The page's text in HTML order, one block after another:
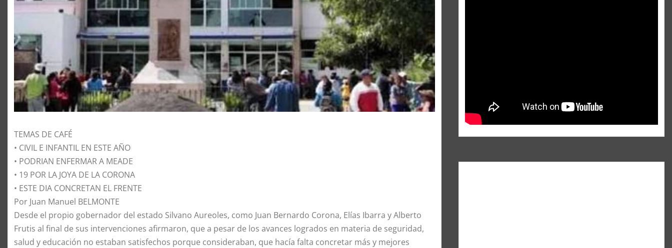
TEMAS DE CAFÉ
• CIVIL E INFANTIL EN ESTE AÑO
• PODRIAN ENFERMAR A MEADE
• 19 POR LA JOYA DE LA CORONA
• ESTE DIA CONCRETAN EL FRENTE
Por Juan Manuel BELMONTE
​Desde el propio gobernador del estado Silvano Aureoles, como Juan Bernardo Corona, Elías Ibarra y Alberto
Frutis al final de sus intervenciones afirmaron, que a pesar de los avances logrados en materia de seguridad,
salud y educación no estaban satisfechos porque consideraban, que hacía falta concretar más y mejores